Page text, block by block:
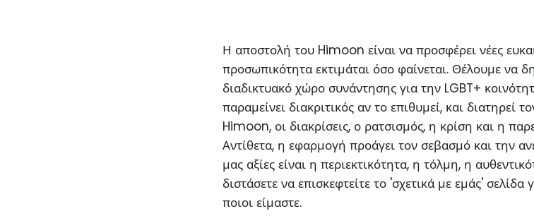
Η αποστολή του Himoon είναι να προσφέρει νέες
προσωπικότητα εκτιμάται όσο φαίνεται. Θέλουμε να
διαδικτυακό χώρο συνάντησης για την LGBT+
παραμείνει διακριτικός αν το επιθυμεί, και διατηρεί
Himoon, οι διακρίσεις, ο ρατσισμός, η κρίση και η
Αντίθετα, η εφαρμογή προάγει τον σεβασμό και την
μας αξίες είναι η περιεκτικότητα, η τόλμη, η
διστάσετε να επισκεφτείτε το 'σχετικά με εμάς'
ποιοι είμαστε.